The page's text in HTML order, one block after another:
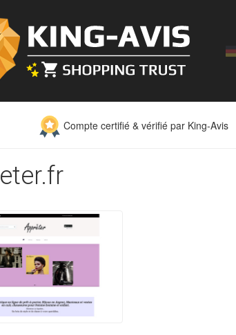
Compte certifié & vérifié par King-Avis